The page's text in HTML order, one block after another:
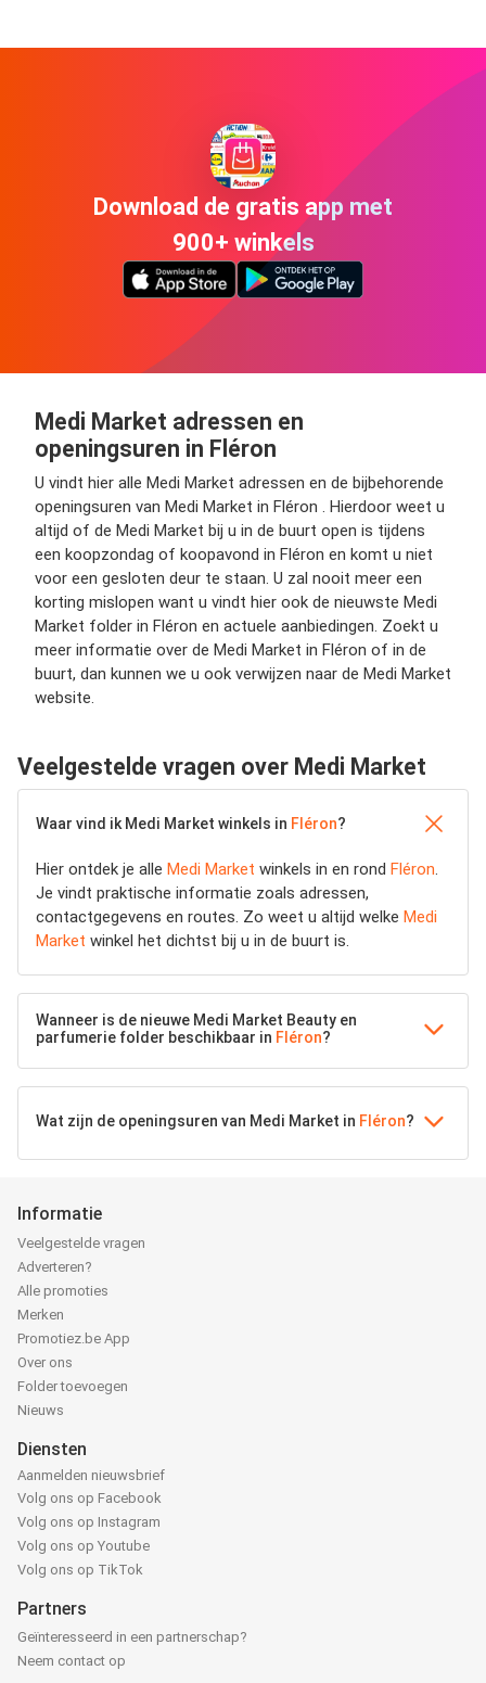
Download de gratis app met
900+ winkels
Medi Market adressen en
openingsuren in Fléron
U vindt hier alle Medi Market adressen en de bijbehorende
openingsuren van Medi Market in Fléron . Hierdoor weet u
altijd of de Medi Market bij u in de buurt open is tijdens
een koopzondag of koopavond in Fléron en komt u niet
voor een gesloten deur te staan. U zal nooit meer een
korting mislopen want u vindt hier ook de nieuwste Medi
Market folder in Fléron en actuele aanbiedingen. Zoekt u
meer informatie over de Medi Market in Fléron of in de
buurt, dan kunnen we u ook verwijzen naar de Medi Market
website.
Veelgestelde vragen over Medi Market
Waar vind ik Medi Market winkels in Fléron?
Hier ontdek je alle Medi Market winkels in en rond Fléron.
Je vindt praktische informatie zoals adressen,
contactgegevens en routes. Zo weet u altijd welke Medi
Market winkel het dichtst bij u in de buurt is.
Wanneer is de nieuwe Medi Market Beauty en
parfumerie folder beschikbaar in Fléron?
Wat zijn de openingsuren van Medi Market in Fléron?
Informatie
Veelgestelde vragen
Adverteren?
Alle promoties
Merken
Promotiez.be App
Over ons
Folder toevoegen
Nieuws
Diensten
Aanmelden nieuwsbrief
Volg ons op Facebook
Volg ons op Instagram
Volg ons op Youtube
Volg ons op TikTok
Partners
Geïnteresseerd in een partnerschap?
Neem contact op